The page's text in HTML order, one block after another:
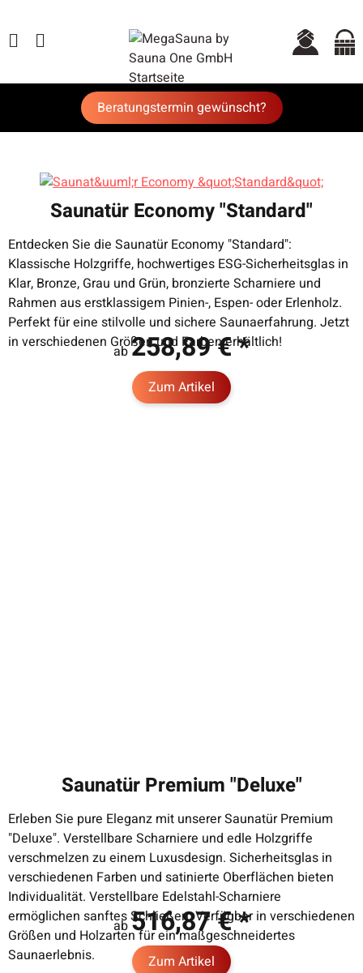
Beratungstermin gewünscht?
Saunatür Economy "Standard"
Entdecken Sie die Saunatür Economy "Standard":
Klassische Holzgriffe, hochwertiges ESG-Sicherheitsglas in
Klar, Bronze, Grau und Grün, bronzierte Scharniere und
Rahmen aus erstklassigem Pinien-, Espen- oder Erlenholz.
Perfekt für eine stilvolle und sichere Saunaerfahrung. Jetzt
in verschiedenen Größen und Farben erhältlich!
ab258,89 €*
Zum Artikel
Saunatür Premium "Deluxe"
Erleben Sie pure Eleganz mit unserer Saunatür Premium
"Deluxe". Verstellbare Scharniere und edle Holzgriffe
verschmelzen zu einem Luxusdesign. Sicherheitsglas in
verschiedenen Farben und satinierte Oberflächen bieten
Individualität. Verstellbare Edelstahl-Scharniere
ermöglichen sanftes Schließen. Verfügbar in verschiedenen
Größen und Holzarten für ein maßgeschneidertes
Saunaerlebnis.
ab516,87 €*
Zum Artikel